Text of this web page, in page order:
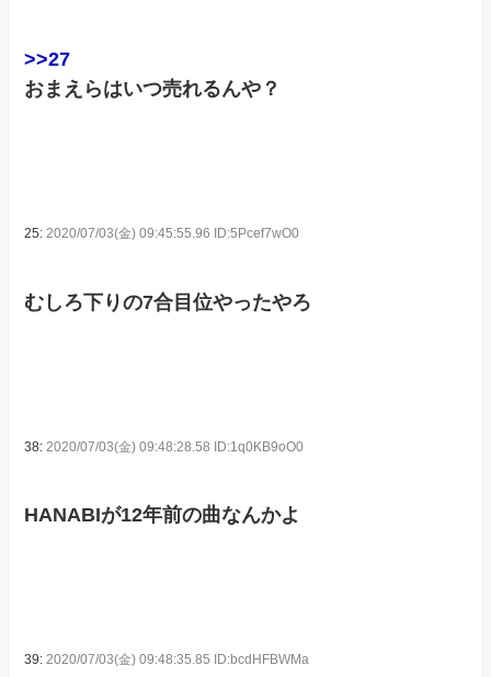
>>27
おまえらはいつ売れるんや？
25:2020/07/03(金) 09:45:55.96 ID:5Pcef7wO0
むしろ下りの7合目位やったやろ
38: 2020/07/03(金) 09:48:28.58 ID:1q0KB9oO0
HANABIが12年前の曲なんかよ
39:2020/07/03(金) 09:48:35.85 ID:bcdHFBWMa